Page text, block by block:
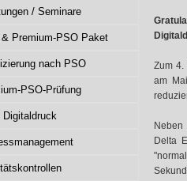
Zum 4.
am
Delta
/ Seminare
& Premium-PSO Paket
nach PSO
PSO-Prüfung
Digitaldruck